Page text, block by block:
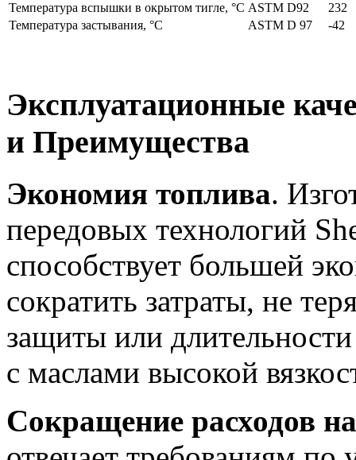
Температура вспышки в окрытом тигле, °C ASTM D92
232
Температура застывания, °C
ASTM D 97 -42
Эксплуатационные
и Преимущества
Экономия топлива.
передовых технологий
способствует большей
сократить затраты, не
защиты или
с маслами высокой
Сокращение расходов